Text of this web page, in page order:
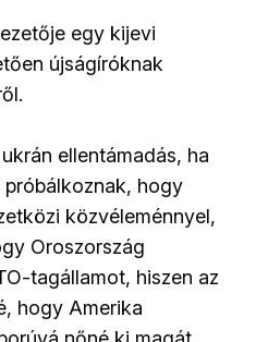
egy kijevi
újságíróknak
ellentámadás, ha
hogy
közvéleménnyel,
Oroszország
tagállamot, hiszen az
hogy Amerika